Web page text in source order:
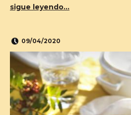
sigue leyendo...
09/04/2020